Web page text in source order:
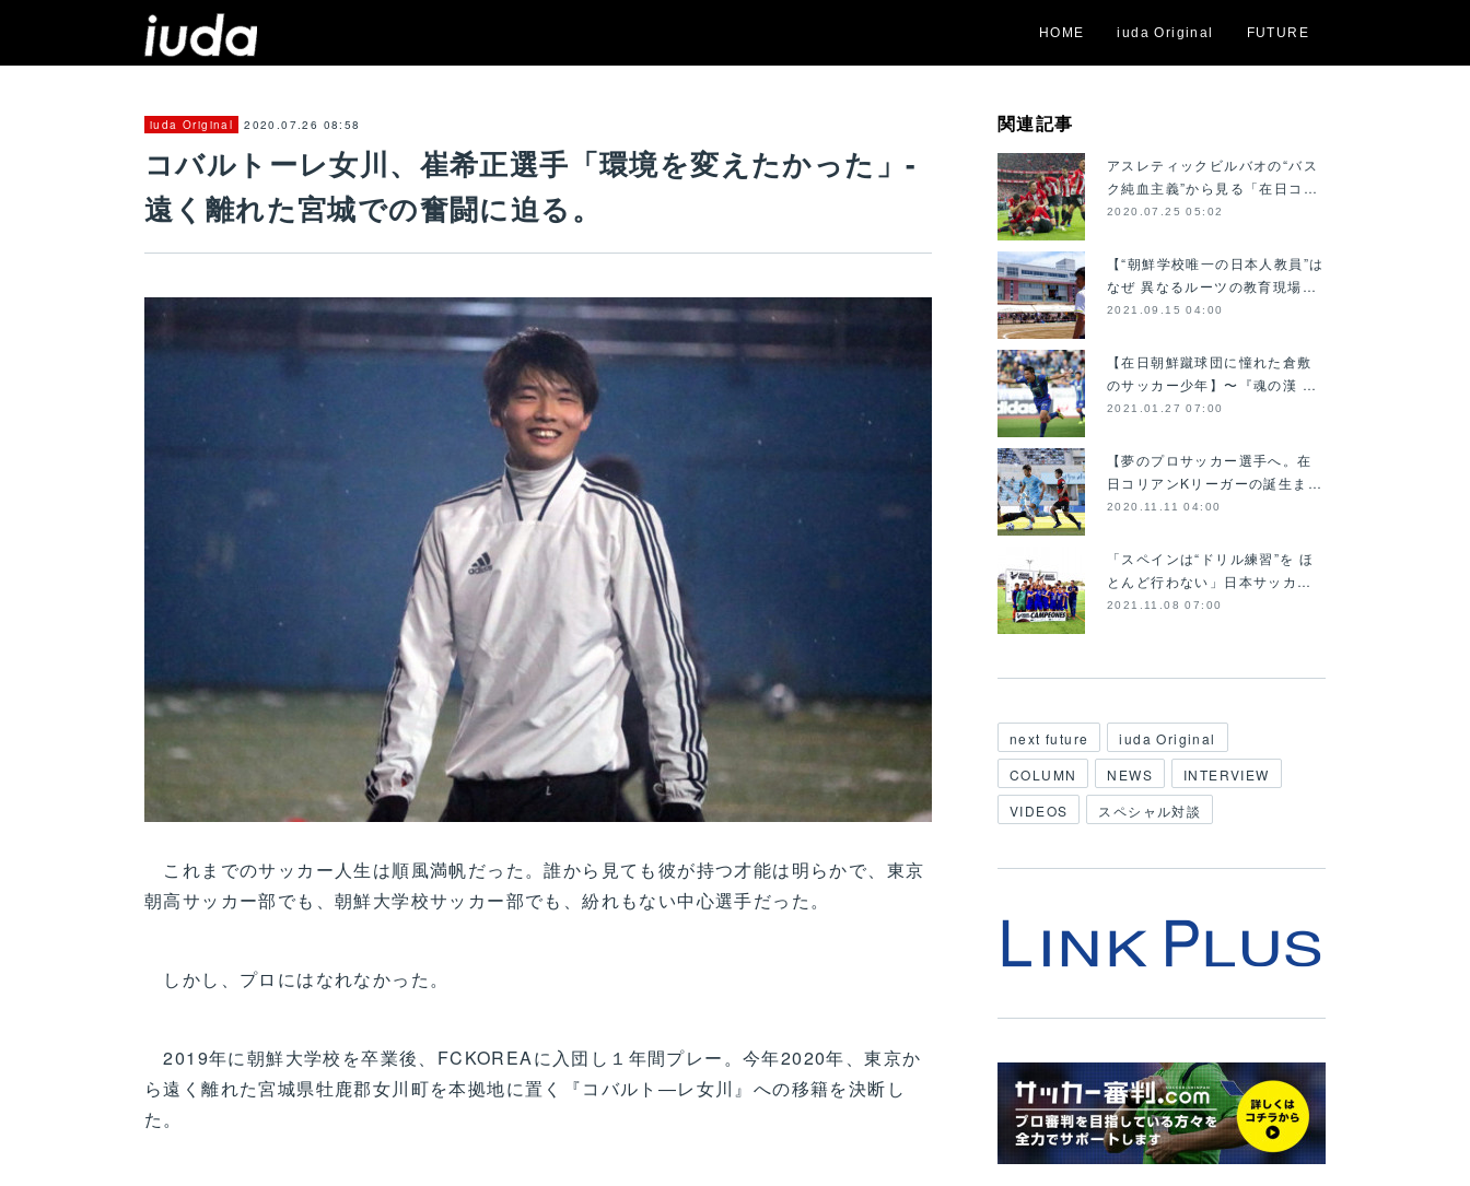
HOME iuda Original FUTURE
iuda Original 2020.07.26 08:58
コバルトーレ女川、崔希正選手「環境を変えたかった」-
遠く離れた宮城での奮闘に迫る。
これまでのサッカー人生は順風満帆だった。誰から見ても彼が持つ才能は明らかで、東京
朝高サッカー部でも、朝鮮大学校サッカー部でも、紛れもない中心選手だった。
しかし、プロにはなれなかった。
2019年に朝鮮大学校を卒業後、FCKOREAに入団し１年間プレー。今年2020年、東京か
ら遠く離れた宮城県牡鹿郡女川町を本拠地に置く『コバルト―レ女川』への移籍を決断し
た。
関連記事
アスレティックビルバオの“バス
ク純血主義”から見る「在日コ…
2020.07.25 05:02
【“朝鮮学校唯一の日本人教員”は
なぜ 異なるルーツの教育現場…
2021.09.15 04:00
【在日朝鮮蹴球団に憧れた倉敷
のサッカー少年】〜『魂の漢 …
2021.01.27 07:00
【夢のプロサッカー選手へ。在
日コリアンKリーガーの誕生ま…
2020.11.11 04:00
「スペインは“ドリル練習”を ほ
とんど行わない」日本サッカ…
2021.11.08 07:00
next future
iuda Original
COLUMN
NEWS
INTERVIEW
VIDEOS
スペシャル対談